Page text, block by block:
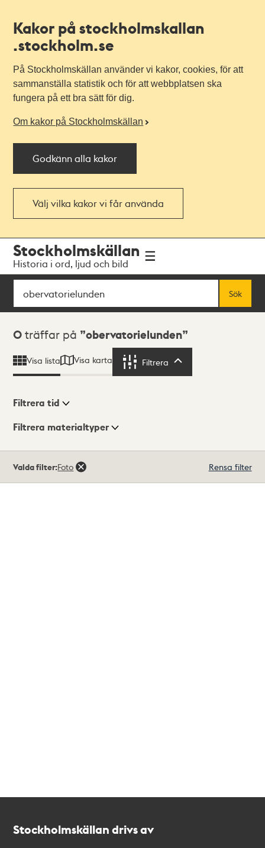
Kakor på stockholmskallan
.stockholm.se
På Stockholmskällan använder vi kakor, cookies, för att
sammanställa statistik och för att webbplatsen ska
fungera på ett bra sätt för dig.
Om kakor på Stockholmskällan
Godkänn alla kakor
Välj vilka kakor vi får använda
navigationen
huvudinnehållet
Stockholmskällan
Historia i ord, ljud och bild
Sök
Sök
Sökresultat
0 träffar på obervatorielunden
Visa lista Visa karta Filtrera
Visningsläge
Filtrera tid
Filtrera materialtyper
träffar
Valda filter:Foto Rensa filter
Stockholmskällan drivs av